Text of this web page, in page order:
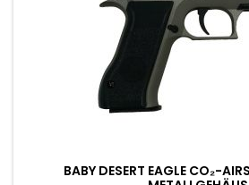
BABY DESERT EAGLE CO₂-